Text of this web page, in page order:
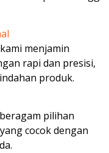
menjamin
rapi dan presisi,
produk.
pilihan
cocok dengan